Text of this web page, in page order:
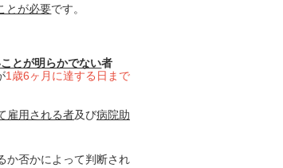
とが必要です。
とが明らかでない者
1歳6ヶ月に達する日まで
雇用される者及び病院助
か否かによって判断され